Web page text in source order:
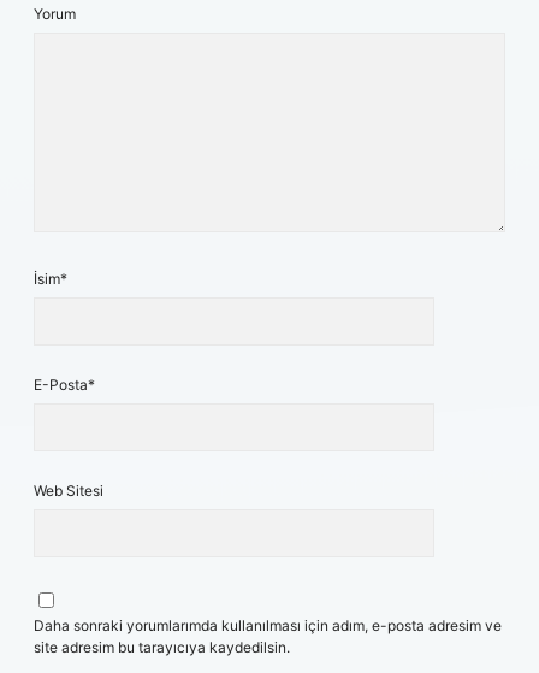
Yorum
İsim*
E-Posta*
Web Sitesi
Daha sonraki yorumlarımda kullanılması için adım, e-posta adresim ve
site adresim bu tarayıcıya kaydedilsin.